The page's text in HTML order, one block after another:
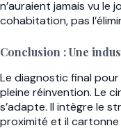
n’auraient jamais vu le
cohabitation, pas
Conclusion : Une
Le diagnostic final
pleine réinvention. Le
s’adapte. Il intègre le
proximité et il cartonne